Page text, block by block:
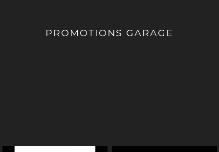
PROMOTIONS GARAGE